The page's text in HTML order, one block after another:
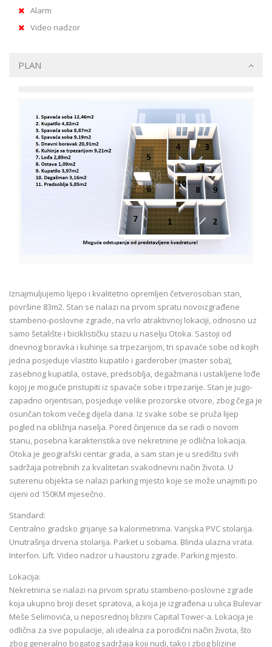
Alarm
Video nadzor
PLAN
Iznajmuljujemo lijepo i kvalitetno opremljen četverosoban stan,
površine 83m2. Stan se nalazi na prvom spratu novoizgrađene
stambeno-poslovne zgrade, na vrlo atraktivnoj lokaciji, odnosno uz
samo šetalište i biciklističku stazu u naselju Otoka. Sastoji od
dnevnog boravka i kuhinje sa trpezarijom, tri spavaće sobe od kojih
jedna posjeduje vlastito kupatilo i garderober (master soba),
zasebnog kupatila, ostave, predsoblja, degažmana i ustakljene lođe
kojoj je moguće pristupiti iz spavaće sobe i trpezarije. Stan je jugo-
zapadno orjentisan, posjeduje velike prozorske otvore, zbog čega je
osunčan tokom većeg dijela dana. Iz svake sobe se pruža lijep
pogled na obližnja naselja. Pored činjenice da se radi o novom
stanu, posebna karakteristika ove nekretnine je odlična lokacija.
Otoka je geografski centar grada, a sam stan je u središtu svih
sadržaja potrebnih za kvalitetan svakodnevni način života. U
suterenu objekta se nalazi parking mjesto koje se može unajmiti po
cijeni od 150KM mjesečno.
Standard:
Centralno gradsko grijanje sa kalorimetrima. Vanjska PVC stolarija.
Unutrašnja drvena stolarija. Parket u sobama. Blinda ulazna vrata.
Interfon. Lift. Video nadzor u haustoru zgrade. Parking mjesto.
Lokacija:
Nekretnina se nalazi na prvom spratu stambeno-poslovne zgrade
koja ukupno broji deset spratova, a koja je izgrađena u ulica Bulevar
Meše Selimovića, u neposrednoj blizini Capital Tower-a. Lokacija je
odlična za sve populacije, ali idealna za porodični način života, što
zbog generalno bogatog sadržaja koji nudi, tako i zbog blizine